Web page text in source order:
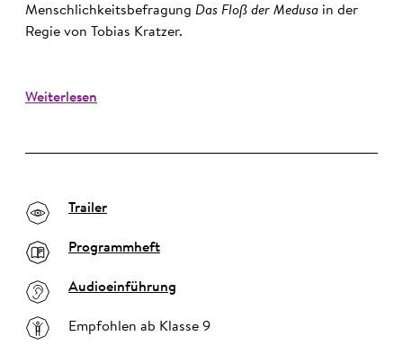
Menschlichkeitsbefragung Das Floß der Medusa in der
Regie von Tobias Kratzer.
Weiterlesen
Trailer
Programmheft
Audioeinführung
Empfohlen ab Klasse 9